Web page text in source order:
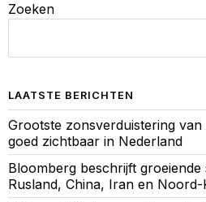
Zoeken
LAATSTE BERICHTEN
Grootste zonsverduistering
goed zichtbaar in Nederland
Bloomberg beschrijft
Rusland, China, Iran en Noord-